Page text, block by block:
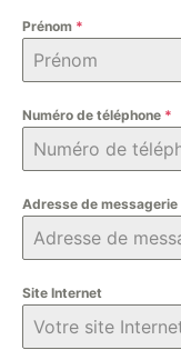
Prénom *
Numéro de téléphone *
Adresse de messagerie
Site Internet